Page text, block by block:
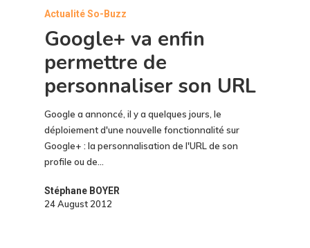
Actualité So-Buzz
Google+ va enfin
permettre de
personnaliser son URL
Google a annoncé, il y a quelques jours, le
déploiement d'une nouvelle fonctionnalité sur
Google+ : la personnalisation de l'URL de son
profile ou de…
Stéphane BOYER
24 August 2012